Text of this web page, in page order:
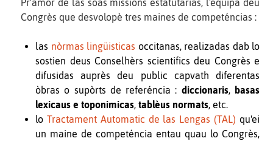
Pr'amor de las soas missions estatutàrias, l'equipa deu
Congrès que desvolopè tres maines de competéncias :
las nòrmas lingüisticas occitanas, realizadas dab lo
sostien deus Conselhèrs scientifics deu Congrès e
difusidas auprès deu public capvath diferentas
òbras o supòrts de referéncia : diccionaris, basas
lexicaus e toponimicas, tablèus normats, etc.
lo Tractament Automatic de las Lengas (TAL) qu'ei
un maine de competéncia entau quau lo Congrès,